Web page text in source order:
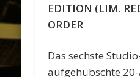
EDITION (LIM.
ORDER
Das sechste
aufgehübschte